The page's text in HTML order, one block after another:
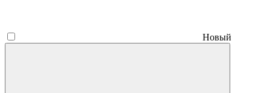
Новый